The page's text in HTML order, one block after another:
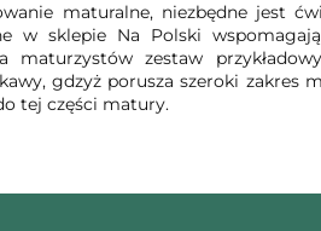
maturalne, niezbędne jest
w sklepie Na Polski
maturzystów zestaw
gdzyż porusza szeroki zakres
tej części matury.